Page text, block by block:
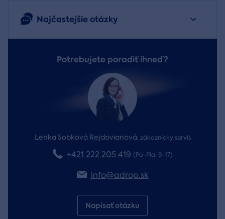
Najčastejšie otázky
Potrebujete poradiť ihneď?
Lenka Sobková Rejdovianová, zákaznícky servis
+421 222 205 419 (Po-Pia: 9-17)
info@adrop.sk
Napísať otázku